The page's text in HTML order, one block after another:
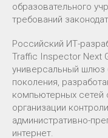
образовательного
требований
Российский ИТ-
Traffic Inspector Next
универсальный шлюз
поколения,
компьютерных сетей
организации
административно-
интернет.